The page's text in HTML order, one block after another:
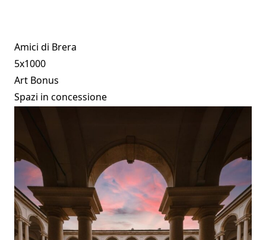
Amici di Brera
5x1000
Art Bonus
Spazi in concessione